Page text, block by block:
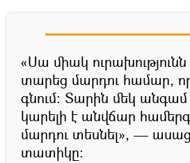
«Սա միակ
տարեց մարդու համար,
գնում: Տարին մեկ
կարելի է անվճար համերգ
մարդու տեսնել», —
տատիկը: